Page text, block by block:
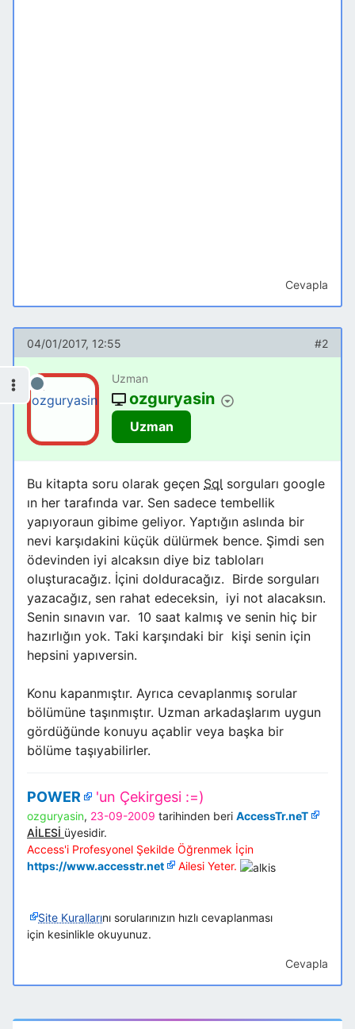
Cevapla
04/01/2017, 12:55 #2
Uzman
ozguryasin
Uzman
Bu kitapta soru olarak geçen Sql sorguları google
ın her tarafında var. Sen sadece tembellik
yapıyoraun gibime geliyor. Yaptığın aslında bir
nevi karşıdakini küçük dülürmek bence. Şimdi sen
ödevinden iyi alcaksın diye biz tabloları
oluşturacağız. İçini dolduracağız. Birde sorguları
yazacağız, sen rahat edeceksin, iyi not alacaksın.
Senin sınavın var. 10 saat kalmış ve senin hiç bir
hazırlığın yok. Taki karşındaki bir kişi senin için
hepsini yapıversin.
Konu kapanmıştır. Ayrıca cevaplanmış sorular
bölümüne taşınmıştır. Uzman arkadaşlarım uygun
gördüğünde konuyu açablir veya başka bir
bölüme taşıyabilirler.
POWER 'un Çekirgesi :=)
ozguryasin, 23-09-2009 tarihinden beri AccessTr.neT
AİLESİ üyesidir.
Access'i Profesyonel Şekilde Öğrenmek İçin
https://www.accesstr.net
Ailesi Yeter.
Site Kurallarını sorularınızın hızlı cevaplanması
için kesinlikle okuyunuz.
Cevapla